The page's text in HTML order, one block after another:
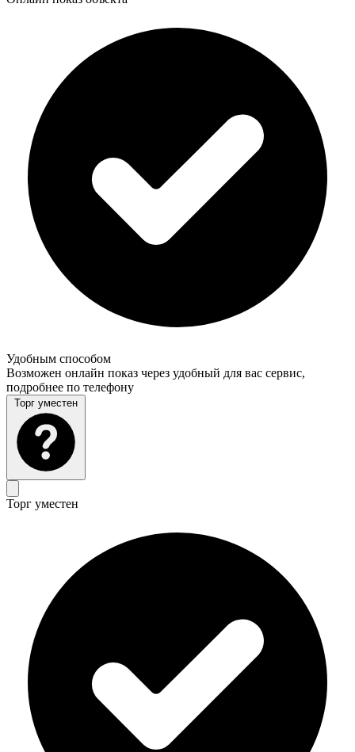
Удобным способом
Возможен онлайн показ через удобный для вас сервис,
подробнее по телефону
Торг уместен
Торг уместен